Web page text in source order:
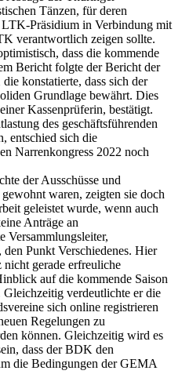
Tänzen, für deren
Präsidium in Verbindung mit
verantwortlich zeigen sollte.
dass die kommende
Bericht folgte der Bericht der
konstatierte, dass sich der
Grundlage bewährt. Dies
Kassenprüferin, bestätigt.
des geschäftsführenden
entschied sich die
Narrenkongress 2022 noch
der Ausschüsse und
waren, zeigten sie doch
geleistet wurde, wenn auch
Anträge an
Versammlungsleiter,
Punkt Verschiedenes. Hier
gerade erfreuliche
auf die kommende Saison
verdeutlichte er die
sich online registrieren
Regelungen zu
können. Gleichzeitig wird es
dass der BDK den
die Bedingungen der GEMA